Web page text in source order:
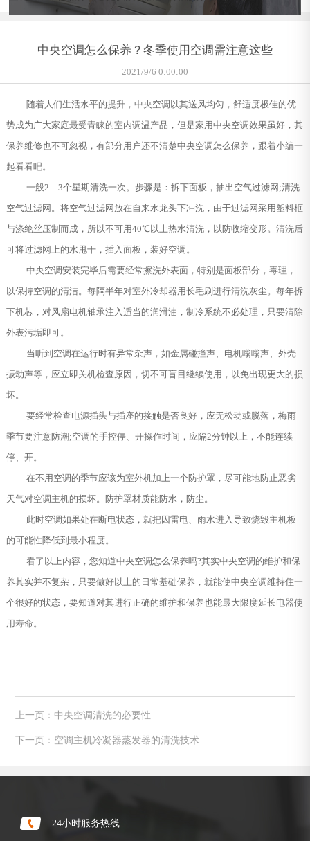
中央空调怎么保养？冬季使用空调需注意这些
2021/9/6 0:00:00
随着人们生活水平的提升，中央空调以其送风均匀，舒适度极佳的优
势成为广大家庭最受青睐的室内调温产品，但是家用中央空调效果虽好，其
保养维修也不可忽视，有部分用户还不清楚中央空调怎么保养，跟着小编一
起看看吧。
一般2―3个星期清洗一次。步骤是：拆下面板，抽出空气过滤网;清洗
空气过滤网。将空气过滤网放在自来水龙头下冲洗，由于过滤网采用塑料框
与涤纶丝压制而成，所以不可用40℃以上热水清洗，以防收缩变形。清洗后
可将过滤网上的水甩干，插入面板，装好空调。
中央空调安装完毕后需要经常擦洗外表面，特别是面板部分，毒理，
以保持空调的清洁。每隔半年对室外冷却器用长毛刷进行清洗灰尘。每年拆
下机芯，对风扇电机轴承注入适当的润滑油，制冷系统不必处理，只要清除
外表污垢即可。
当听到空调在运行时有异常杂声，如金属碰撞声、电机嗡嗡声、外壳
振动声等，应立即关机检查原因，切不可盲目继续使用，以免出现更大的损
坏。
要经常检查电源插头与插座的接触是否良好，应无松动或脱落，梅雨
季节要注意防潮;空调的手控停、开操作时间，应隔2分钟以上，不能连续
停、开。
在不用空调的季节应该为室外机加上一个防护罩，尽可能地防止恶劣
天气对空调主机的损坏。防护罩材质能防水，防尘。
此时空调如果处在断电状态，就把因雷电、雨水进入导致烧毁主机板
的可能性降低到最小程度。
看了以上内容，您知道中央空调怎么保养吗?其实中央空调的维护和保
养其实并不复杂，只要做好以上的日常基础保养，就能使中央空调维持住一
个很好的状态，要知道对其进行正确的维护和保养也能最大限度延长电器使
用寿命。
上一页：中央空调清洗的必要性
下一页：空调主机冷凝器蒸发器的清洗技术
24小时服务热线